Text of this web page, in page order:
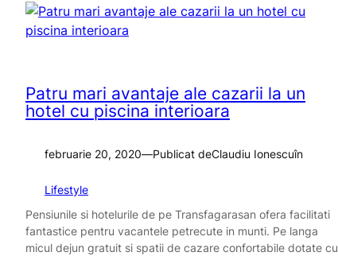
Patru mari avantaje ale cazarii la un
hotel cu piscina interioara
februarie 20, 2020—Publicat deClaudiu Ionescuîn
Lifestyle
Pensiunile si hotelurile de pe Transfagarasan ofera facilitati
fantastice pentru vacantele petrecute in munti. Pe langa
micul dejun gratuit si spatii de cazare confortabile dotate cu